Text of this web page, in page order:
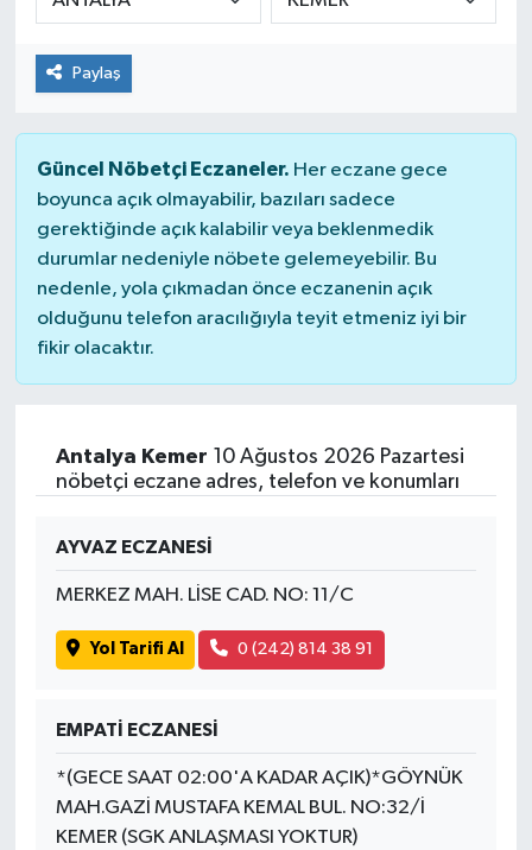
Paylaş
Güncel Nöbetçi Eczaneler. Her eczane gece
boyunca açık olmayabilir, bazıları sadece
gerektiğinde açık kalabilir veya beklenmedik
durumlar nedeniyle nöbete gelemeyebilir. Bu
nedenle, yola çıkmadan önce eczanenin açık
olduğunu telefon aracılığıyla teyit etmeniz iyi bir
fikir olacaktır.
Antalya Kemer 10 Ağustos 2026 Pazartesi
nöbetçi eczane adres, telefon ve konumları
AYVAZ ECZANESİ
MERKEZ MAH. LİSE CAD. NO: 11/C
Yol Tarifi Al 0 (242) 814 38 91
EMPATİ ECZANESİ
*(GECE SAAT 02:00'A KADAR AÇIK)*GÖYNÜK
MAH.GAZİ MUSTAFA KEMAL BUL. NO:32/İ
KEMER (SGK ANLAŞMASI YOKTUR)